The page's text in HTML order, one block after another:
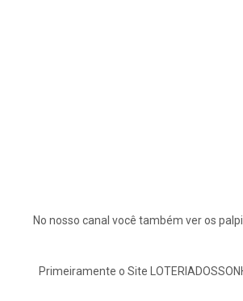
No nosso canal você também ver os
Primeiramente o Site